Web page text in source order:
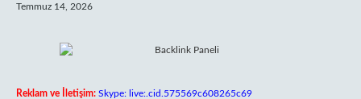
Temmuz 14, 2026
Reklam ve İletişim: Skype: live:.cid.575569c608265c69